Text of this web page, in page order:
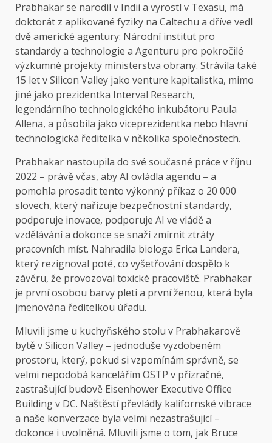
Prabhakar se narodil v Indii a vyrostl v Texasu, má
doktorát z aplikované fyziky na Caltechu a dříve vedl
dvě americké agentury: Národní institut pro
standardy a technologie a Agenturu pro pokročilé
výzkumné projekty ministerstva obrany. Strávila také
15 let v Silicon Valley jako venture kapitalistka, mimo
jiné jako prezidentka Interval Research,
legendárního technologického inkubátoru Paula
Allena, a působila jako viceprezidentka nebo hlavní
technologická ředitelka v několika společnostech.
Prabhakar nastoupila do své současné práce v říjnu
2022 – právě včas, aby AI ovládla agendu – a
pomohla prosadit tento výkonný příkaz o 20 000
slovech, který nařizuje bezpečnostní standardy,
podporuje inovace, podporuje AI ve vládě a
vzdělávání a dokonce se snaží zmírnit ztráty
pracovních míst. Nahradila biologa Erica Landera,
který rezignoval poté, co vyšetřování dospělo k
závěru, že provozoval toxické pracoviště. Prabhakar
je první osobou barvy pleti a první ženou, která byla
jmenována ředitelkou úřadu.
Mluvili jsme u kuchyňského stolu v Prabhakarově
bytě v Silicon Valley – jednoduše vyzdobeném
prostoru, který, pokud si vzpomínám správně, se
velmi nepodobá kancelářím OSTP v přízračné,
zastrašující budově Eisenhower Executive Office
Building v DC. Naštěstí převládly kalifornské vibrace
a naše konverzace byla velmi nezastrašující –
dokonce i uvolněná. Mluvili jsme o tom, jak Bruce